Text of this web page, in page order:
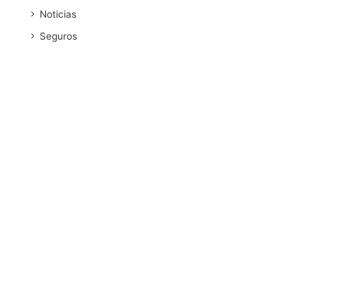
Noticias
Seguros